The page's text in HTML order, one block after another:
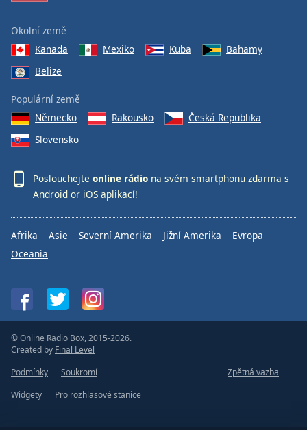
Okolní země
Kanada
Mexiko Kuba
Bahamy
Belize
Populární země
Německo
Rakousko
Česká Republika
Slovensko
Poslouchejte online rádio na svém smartphonu zdarma s
Android or iOS aplikací!
Afrika Asie Severní Amerika Jižní Amerika
Evropa
Oceania
© Online Radio Box, 2015-2026.
Created by Final Level
Podmínky
Soukromí
Zpětná vazba
Widgety
Pro rozhlasové stanice